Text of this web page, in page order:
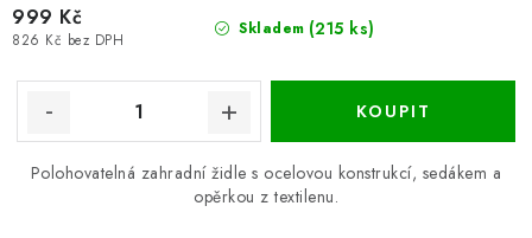
Skladem (215 ks)
826 Kč bez DPH
999 Kč
Polohovatelná zahradní židle s ocelovou konstrukcí, sedákem a
opěrkou z textilenu.